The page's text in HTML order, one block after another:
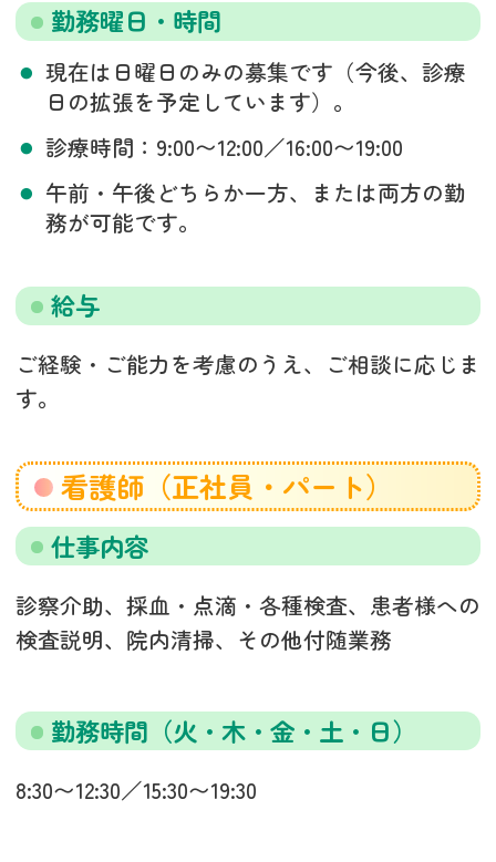
勤務曜日・時間
現在は日曜日のみの募集です（今後、診療
日の拡張を予定しています）。
診療時間：9:00〜12:00／16:00〜19:00
午前・午後どちらか一方、または両方の勤
務が可能です。
給与
ご経験・ご能力を考慮のうえ、ご相談に応じま
す。
看護師（正社員・パート）
仕事内容
診察介助、採血・点滴・各種検査、患者様への
検査説明、院内清掃、その他付随業務
勤務時間（火・木・金・土・日）
8:30〜12:30／15:30〜19:30